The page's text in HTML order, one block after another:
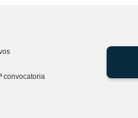
convocatoria